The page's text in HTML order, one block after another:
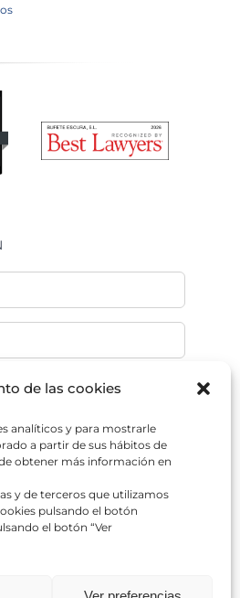
de las cookies
analíticos y para mostrarle
a partir de sus hábitos de
obtener más información en
y de terceros que utilizamos
pulsando el botón
el botón “Ver
de Privacidad